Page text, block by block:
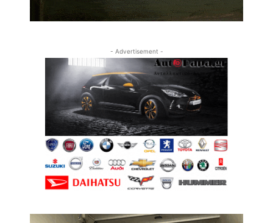
- Advertisement -